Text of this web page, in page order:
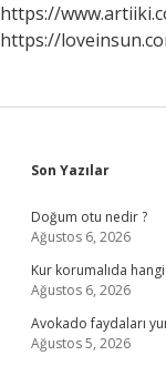
https://
https://
Sidebar
Son Yazılar
Doğum otu nedir ?
Ağustos 6, 2026
Kur korumalıda hangi
Ağustos 6, 2026
Avokado faydaları
Ağustos 5, 2026